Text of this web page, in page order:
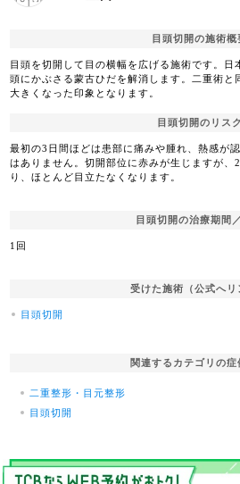
目頭切開の施術概
目頭を切開して目の横幅を広げる施術です。日
頭にかぶさる蒙古ひだを解消します。二重術と
大きくなった印象となります。
目頭切開のリスク
最初の3日間ほどは患部に痛みや腫れ、熱感が
はありません。切開部位に赤みが生じますが、
り、ほとんど目立たなくなります。
目頭切開の治療期間
1回
受けた施術（公式へリ
目頭切開
関連するカテゴリの症
二重整形・目元整形
目頭切開